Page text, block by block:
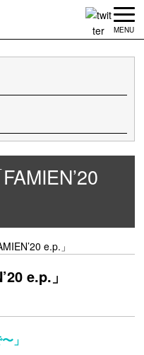
MENU
e.p.」
」